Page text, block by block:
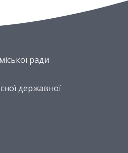
ради
державної